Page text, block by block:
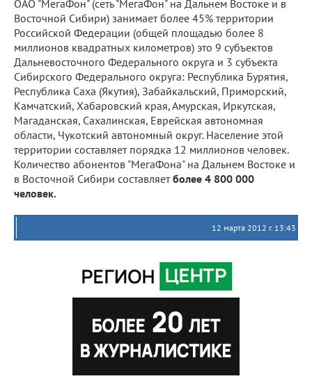
ОАО "МегаФон" (сеть "МегаФон" на Дальнем Востоке и в
Восточной Сибири) занимает более 45% территории
Российской Федерации (общей площадью более 8
миллионов квадратных километров) это 9 субъектов
Дальневосточного Федерального округа и 3 субъекта
Сибирского Федерального округа: Республика Бурятия,
Республика Саха (Якутия), Забайкальский, Приморский,
Камчатский, Хабаровский края, Амурская, Иркутская,
Магаданская, Сахалинская, Еврейская автономная
области, Чукотский автономный округ. Население этой
территории составляет порядка 12 миллионов человек.
Количество абонентов "МегаФона" на Дальнем Востоке и
в Восточной Сибири составляетболее 4 800 000
человек.
12 марта 2012 г. 13:43